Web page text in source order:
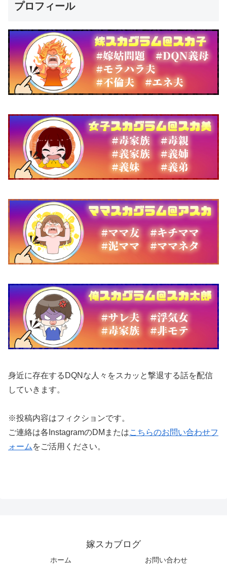
プロフィール
身近に存在するDQNな人々をスカッと撃退する話を配信
していきます。
※投稿内容はフィクションです。
ご連絡は各InstagramのDMまたはこちらのお問い合わせフ
ォーム をご活用ください。
嫁スカブログ
ホーム お問い合わせ